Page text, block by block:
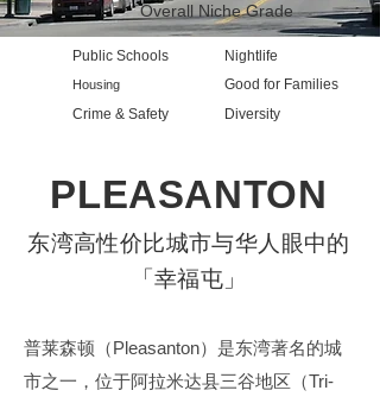
Overall Niche Grade
Public Schools Nightlife
Housing
Good for Families
Crime & Safety
Diversity
PLEASANTON
东湾高性价比城市与华人眼中的
「幸福屯」
普莱森顿（Pleasanton）是东湾著名的城
市之一，位于阿拉米达县三谷地区（Tri-